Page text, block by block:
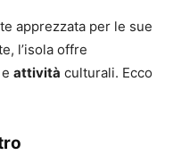
apprezzata per le sue
l’isola offre
e attività culturali. Ecco